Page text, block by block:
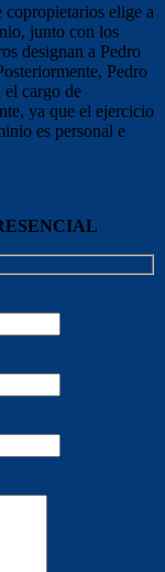
copropietarios elige a
junto con los
designan a Pedro
Pedro
el cargo de
ya que el ejercicio
es personal e